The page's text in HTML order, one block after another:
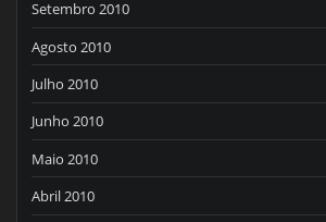
Setembro 2010
Agosto 2010
Julho 2010
Junho 2010
Maio 2010
Abril 2010